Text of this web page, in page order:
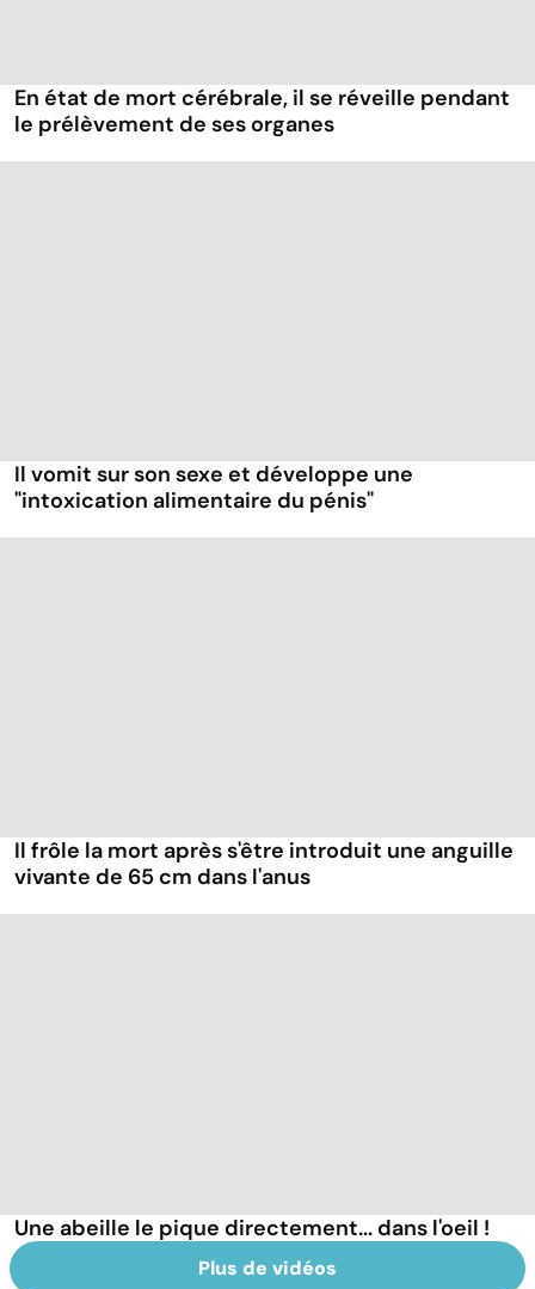
En état de mort cérébrale, il se réveille pendant
le prélèvement de ses organes
Il vomit sur son sexe et développe une
"intoxication alimentaire du pénis"
Il frôle la mort après s'être introduit une anguille
vivante de 65 cm dans l'anus
Une abeille le pique directement... dans l'oeil !
Plus de vidéos